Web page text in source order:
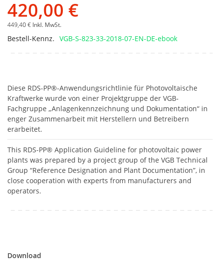
420,00 €
449,40 € Inkl. MwSt.
Bestell-Kennz. VGB-S-823-33-2018-07-EN-DE-ebook
Diese RDS-PP®-Anwendungsrichtlinie für Photovoltaische
Kraftwerke wurde von einer Projektgruppe der VGB-
Fachgruppe „Anlagenkennzeichnung und Dokumentation“ in
enger Zusammenarbeit mit Herstellern und Betreibern
erarbeitet.
This RDS-PP® Application Guideline for photovoltaic power
plants was prepared by a project group of the VGB Technical
Group “Reference Designation and Plant Documentation”, in
close cooperation with experts from manufacturers and
operators.
Download